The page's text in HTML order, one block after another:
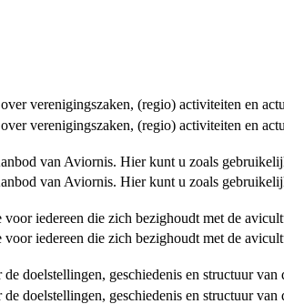
verenigingszaken, (regio) activiteiten en
verenigingszaken, (regio) activiteiten en
van Aviornis. Hier kunt u zoals
van Aviornis. Hier kunt u zoals
iedereen die zich bezighoudt met de
iedereen die zich bezighoudt met de
doelstellingen, geschiedenis en structuur
doelstellingen, geschiedenis en structuur